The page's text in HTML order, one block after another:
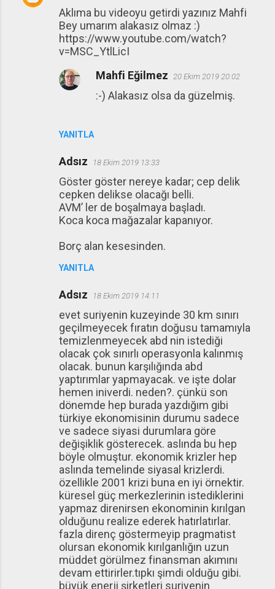
Aklıma bu videoyu getirdi yazınız Mahfi
Bey umarım alakasız olmaz :)
https://www.youtube.com/watch?
v=MSC_YtlLicI
YANITLA
Mahfi Eğilmez 20 Ekim 2019 20:02
:-) Alakasız olsa da güzelmiş.
Adsız 18 Ekim 2019 13:33
Göster göster nereye kadar; cep delik
cepken delikse olacağı belli.
AVM’ ler de boşalmaya başladı.
Koca koca mağazalar kapanıyor.
Borç alan kesesinden.
YANITLA
Adsız 18 Ekim 2019 14:11
evet suriyenin kuzeyinde 30 km sınırı
geçilmeyecek fıratın doğusu tamamıyla
temizlenmeyecek abd nin istediği
olacak çok sınırlı operasyonla kalınmış
olacak. bunun karşılığında abd
yaptırımlar yapmayacak. ve işte dolar
hemen iniverdi. neden?. çünkü son
dönemde hep burada yazdığım gibi
türkiye ekonomisinin durumu sadece
ve sadece siyasi durumlara göre
değişiklik gösterecek. aslında bu hep
böyle olmuştur. ekonomik krizler hep
aslında temelinde siyasal krizlerdi.
özellikle 2001 krizi buna en iyi örnektir.
küresel güç merkezlerinin istediklerini
yapmaz direnirsen ekonominin kırılgan
olduğunu realize ederek hatırlatırlar.
fazla direnç göstermeyip pragmatist
olursan ekonomik kırılganlığın uzun
müddet görülmez finansman akımını
devam ettirirler.tıpkı şimdi olduğu gibi.
büyük enerji şirketleri suriyenin